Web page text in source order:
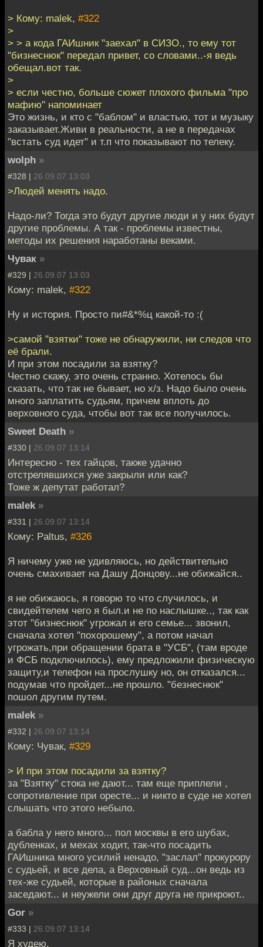
> Кому: malek, #322
>
> > а кода ГАИшник "заехал" в СИЗО., то ему тот
"бизнеснюк" передал привет, со словами..-я ведь
обещал.вот так.
>
> если честно, больше сюжет плохого фильма "про
мафию" напоминает
Это жизнь, и кто с "баблом" и властью, тот и музыку
заказывает.Живи в реальности, а не в передачах
"встать суд идет" и т.п что показывают по телеку.
wolph »
#328 | 26.09.07 13:03
>Людей менять надо.
Надо-ли? Тогда это будут другие люди и у них будут
другие проблемы. А так - проблемы известны,
методы их решения наработаны веками.
Чувак »
#329 | 26.09.07 13:03
Кому: malek, #322
Ну и история. Просто пи#&*%ц какой-то :(
>самой "взятки" тоже не обнаружили, ни следов что
её брали.
И при этом посадили за взятку?
Честно скажу, это очень странно. Хотелось бы
сказать, что так не бывает, но х/з. Надо было очень
много заплатить судьям, причем вплоть до
верховного суда, чтобы вот так все получилось.
Sweet Death »
#330 | 26.09.07 13:14
Интересно - тех гайцов, также удачно
отстрелявшихся уже закрыли или как?
Тоже ж депутат работал?
malek »
#331 | 26.09.07 13:14
Кому: Paltus, #326
Я ничему уже не удивляюсь, но действительно
очень смахивает на Дашу Донцову...не обижайся..
я не обижаюсь, я говорю то что случилось, и
свидейтелем чего я был.и не по наслышке.., так как
этот "бизнеснюк" угрожал и его семье... звонил,
сначала хотел "похорошему", а потом начал
угрожать,при обращении брата в "УСБ", (там вроде
и ФСБ подключилось), ему предложили физическую
защиту,и телефон на прослушку но, он отказался...
подумав что пройдет...не прошло. "безнеснюк"
пошол другим путем.
malek »
#332 | 26.09.07 13:14
Кому: Чувак, #329
> И при этом посадили за взятку?
за "Взятку" стока не дают... там еще приплели ,
сопротивление при оресте... и никто в суде не хотел
слышать что этого небыло.
а бабла у него много... пол москвы в его шубах,
дубленках, и мехах ходит, так-что посадить
ГАИшника много усилий ненадо, "заслал" прокурору
с судьей, и все дела, а Верховный суд...он ведь из
тех-же судьей, которые в районых сначала
заседают... и неужели они друг друга не прикроют..
Gor »
#333 | 26.09.07 13:14
Я худею.